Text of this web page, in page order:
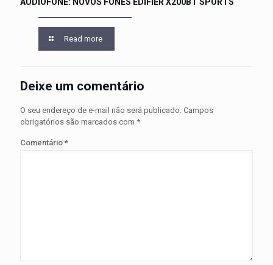
Read more
Deixe um comentário
O seu endereço de e-mail não será publicado. Campos
obrigatórios são marcados com *
Comentário *